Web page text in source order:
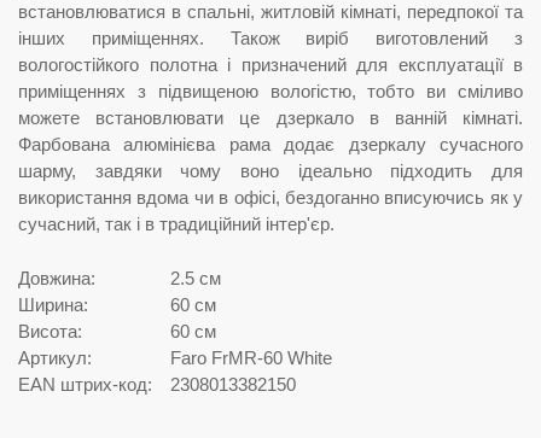
встановлюватися в спальні, житловій кімнаті, передпокої та
інших приміщеннях. Також виріб виготовлений з
вологостійкого полотна і призначений для експлуатації в
приміщеннях з підвищеною вологістю, тобто ви сміливо
можете встановлювати це дзеркало в ванній кімнаті.
Фарбована алюмінієва рама додає дзеркалу сучасного
шарму, завдяки чому воно ідеально підходить для
використання вдома чи в офісі, бездоганно вписуючись як у
сучасний, так і в традиційний інтер'єр.
Довжина:
2.5 см
Ширина:
60 см
Висота:
60 см
Артикул:
Faro FrMR-60 White
EAN штрих-код:
2308013382150